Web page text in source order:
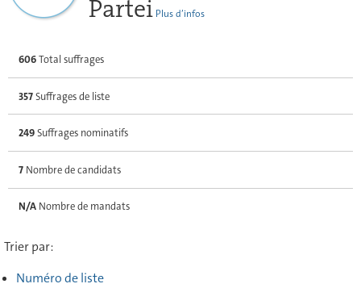
Partei Plus d’infos
606Total suffrages
357Suffrages de liste
249Suffrages nominatifs
7Nombre de candidats
N/ANombre de mandats
Trier par:
Numéro de liste